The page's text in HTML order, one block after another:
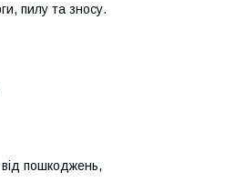
пилу та зносу.
пошкоджень,